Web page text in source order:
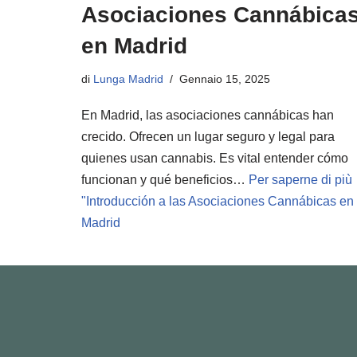
Asociaciones
en Madrid
di Lunga Madrid Gennaio 15, 2025
En Madrid, las asociaciones cannábicas han
crecido. Ofrecen un lugar seguro y legal para
quienes usan cannabis. Es vital entender cómo
funcionan y qué beneficios… Per saperne di più
" Introducción a las Asociaciones Cannábicas en
Madrid